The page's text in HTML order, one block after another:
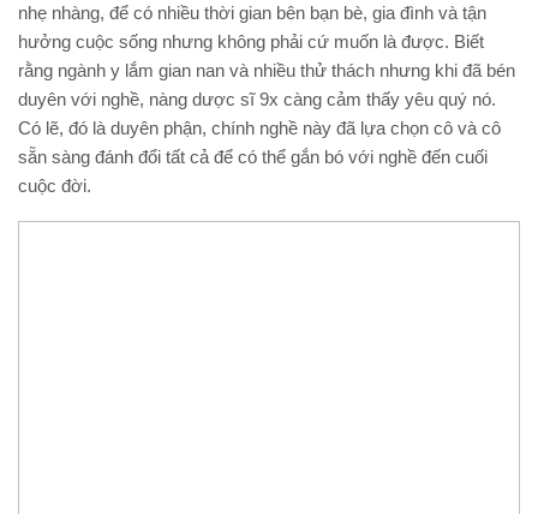
nhẹ nhàng, để có nhiều thời gian bên bạn bè, gia đình và tận
hưởng cuộc sống nhưng không phải cứ muốn là được. Biết
rằng ngành y lắm gian nan và nhiều thử thách nhưng khi đã bén
duyên với nghề, nàng dược sĩ 9x càng cảm thấy yêu quý nó.
Có lẽ, đó là duyên phận, chính nghề này đã lựa chọn cô và cô
sẵn sàng đánh đổi tất cả để có thể gắn bó với nghề đến cuối
cuộc đời.